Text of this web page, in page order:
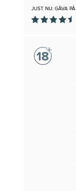
JUST NU: GÅVA